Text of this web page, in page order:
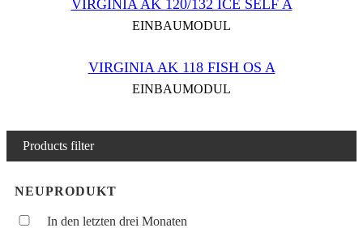
VIRGINIA AK 120/132 ICE SELF A
EINBAUMODUL
VIRGINIA AK 118 FISH OS A
EINBAUMODUL
Products filter
NEUPRODUKT
In den letzten drei Monaten